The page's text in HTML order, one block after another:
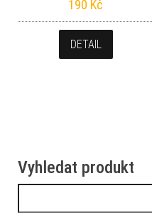
190 Kč
DETAIL
Vyhledat produkt